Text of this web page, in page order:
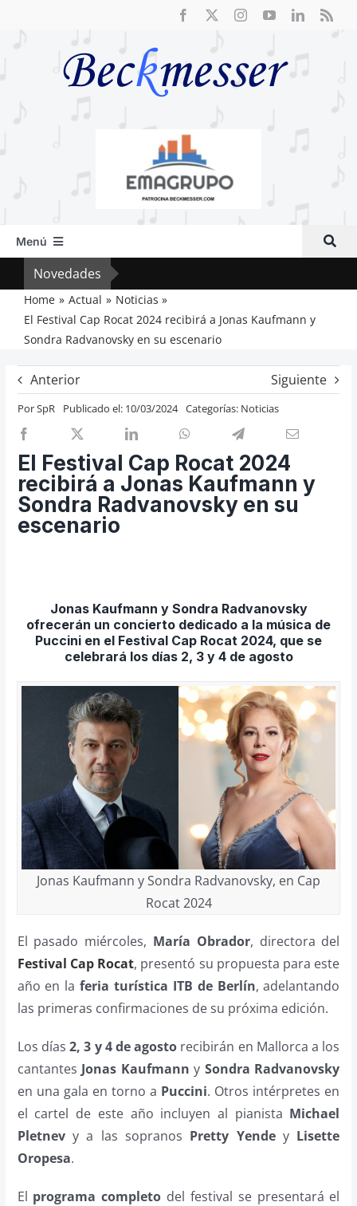
Menú
Inicio
Actual
Artículos
Previos de ópera
Entrevistas
Recomendación
Cosas de Beckmesser
Nosotros y privacidad
Buscar:
Novedades
Home Actual
Noticias
El Festival Cap Rocat 2024 recibirá a Jonas Kaufmann y
Sondra Radvanovsky en su escenario
Anterior Siguiente
PorSpR Publicado el: 10/03/2024 Categorías: Noticias
El Festival Cap Rocat 2024
recibirá a Jonas Kaufmann y
Sondra Radvanovsky en su
escenario
Jonas Kaufmann y Sondra Radvanovsky
ofrecerán un concierto dedicado a la música de
Puccini en el Festival Cap Rocat 2024, que se
celebrará los días 2, 3 y 4 de agosto
Jonas Kaufmann y Sondra Radvanovsky, en Cap
Rocat 2024
El pasado miércoles, María Obrador, directora del
Festival Cap Rocat, presentó su propuesta para este
año en la feria turística ITB de Berlín, adelantando
las primeras confirmaciones de su próxima edición.
Los días2, 3 y 4 de agosto recibirán en Mallorca a los
cantantes Jonas Kaufmanny Sondra Radvanovsky
en una gala en torno a Puccini. Otros intérpretes en
el cartel de este año incluyen al pianista Michael
Pletnevy a las sopranos Pretty Yendey Lisette
Oropesa.
El programa completo del festival se presentará el